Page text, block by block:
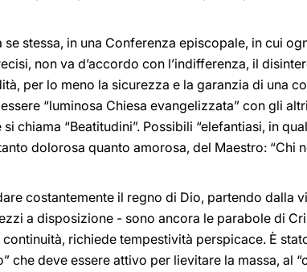
stessa, in una Conferenza episcopale, in cui
non va d’accordo con l’indifferenza, il
per lo meno la sicurezza e la garanzia di una
“luminosa Chiesa evangelizzata” con gli
chiama “Beatitudini”. Possibili “elefantiasi, in
dolorosa quanto amorosa, del Maestro: “Chi
costantemente il regno di Dio, partendo dalla
a disposizione - sono ancora le parabole di
richiede tempestività perspicace. È
che deve essere attivo per lievitare la massa, al